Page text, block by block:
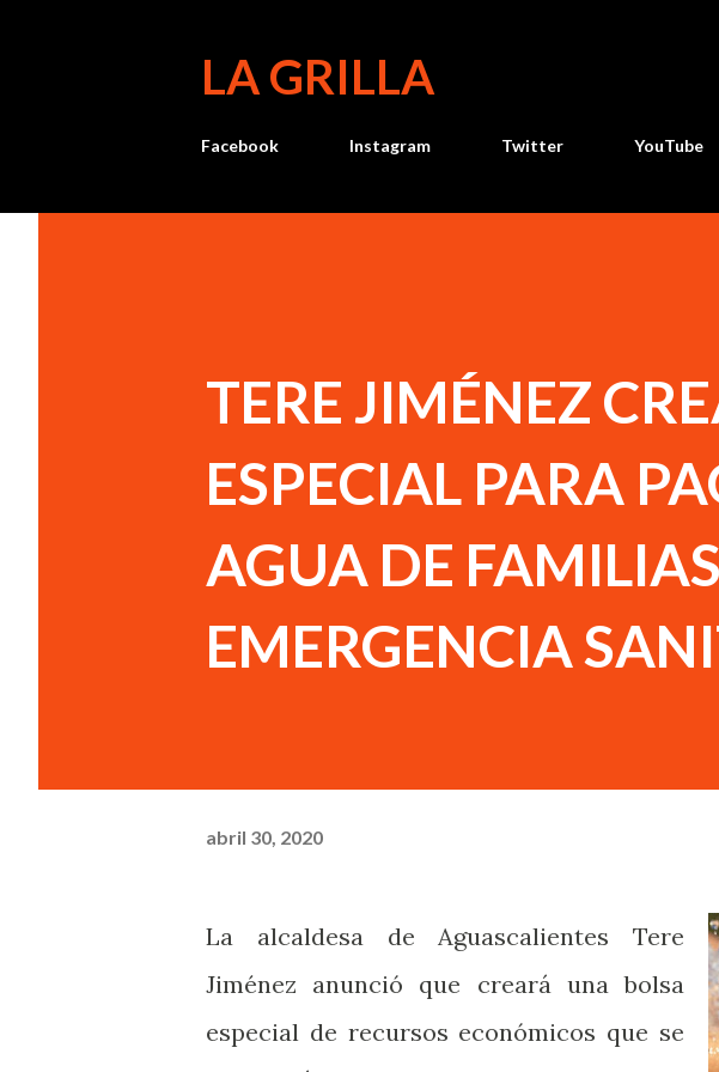
LA GRILLA
Facebook Instagram Twitter YouTube
TERE JIMÉNEZ
ESPECIAL PARA
AGUA DE
EMERGENCIA
abril 30, 2020
La alcaldesa de Aguascalientes Tere
Jiménez anunció que creará una bolsa
especial de recursos económicos que se